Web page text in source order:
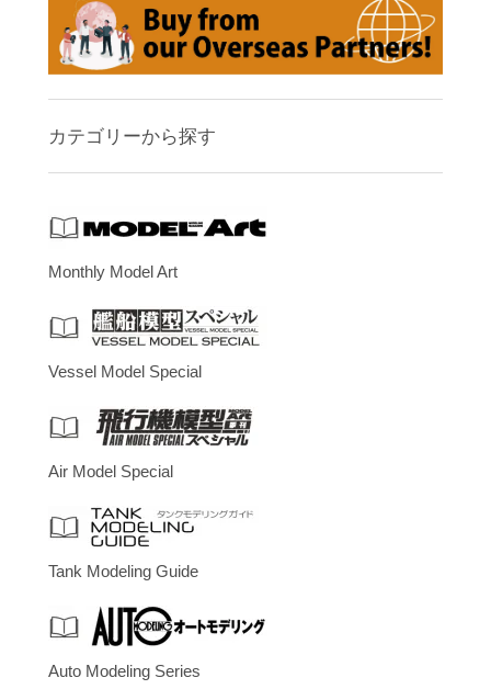
カテゴリーから探す
Monthly Model Art
Vessel Model Special
Air Model Special
Tank Modeling Guide
Auto Modeling Series